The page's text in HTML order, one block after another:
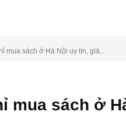
mua sách ở Hà Nội uy tín, giá...
mua sách ở